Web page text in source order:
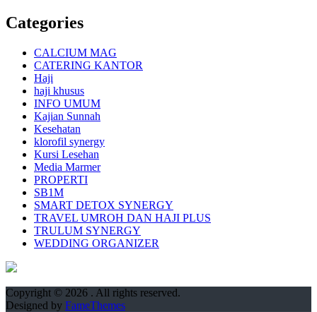
Categories
CALCIUM MAG
CATERING KANTOR
Haji
haji khusus
INFO UMUM
Kajian Sunnah
Kesehatan
klorofil synergy
Kursi Lesehan
Media Marmer
PROPERTI
SB1M
SMART DETOX SYNERGY
TRAVEL UMROH DAN HAJI PLUS
TRULUM SYNERGY
WEDDING ORGANIZER
Copyright © 2026 . All rights reserved.
Designed by FameThemes